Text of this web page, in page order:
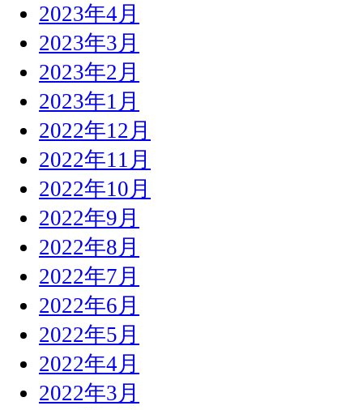
2023年4月
2023年3月
2023年2月
2023年1月
2022年12月
2022年11月
2022年10月
2022年9月
2022年8月
2022年7月
2022年6月
2022年5月
2022年4月
2022年3月